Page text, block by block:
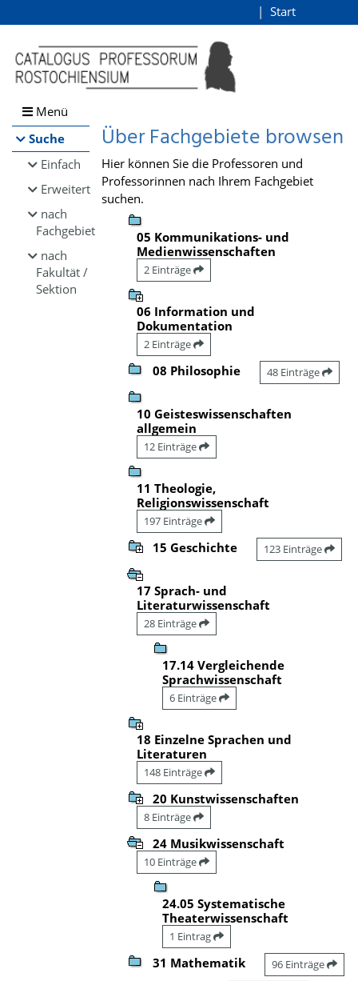
Browsen
direkt zum Inhalt
Start
Menü
Suche
Einfach
Erweitert
nach
Fachgebiet
nach
Fakultät /
Sektion
Über Fachgebiete browsen
Hier können Sie die Professoren und
Professorinnen nach Ihrem Fachgebiet
suchen.
05 Kommunikations- und
Medienwissenschaften
2 Einträge
06 Information und
Dokumentation
2 Einträge
08 Philosophie 48 Einträge
10 Geisteswissenschaften
allgemein
12 Einträge
11 Theologie,
Religionswissenschaft
197 Einträge
15 Geschichte 123 Einträge
17 Sprach- und
Literaturwissenschaft
28 Einträge
17.14 Vergleichende
Sprachwissenschaft
6 Einträge
18 Einzelne Sprachen und
Literaturen
148 Einträge
20 Kunstwissenschaften
8 Einträge
24 Musikwissenschaft
10 Einträge
24.05 Systematische
Theaterwissenschaft
1 Eintrag
31 Mathematik 96 Einträge